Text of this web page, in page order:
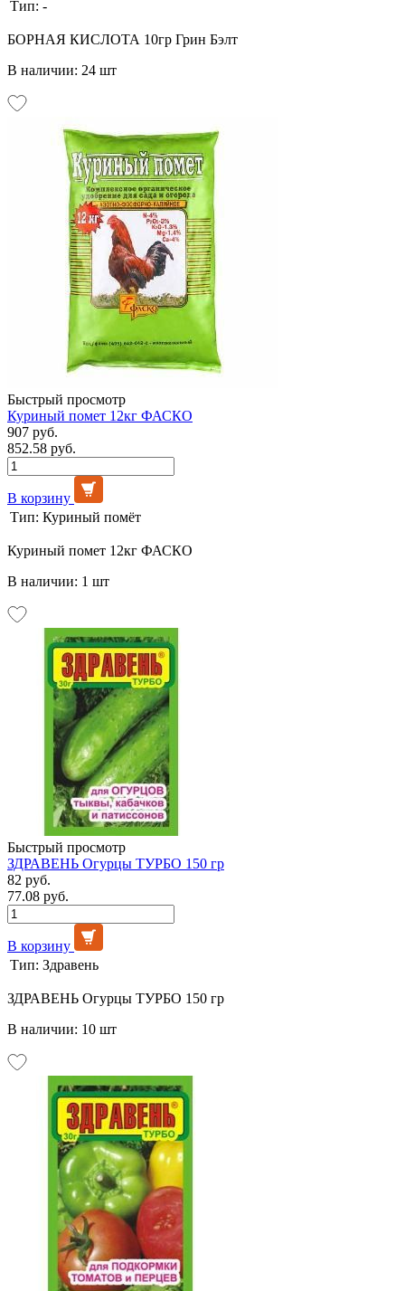
Тип: -
БОРНАЯ КИСЛОТА 10гр Грин Бэлт
В наличии: 24 шт
Быстрый просмотр
Куриный помет 12кг ФАСКО
907 руб.
852.58 руб.
В корзину
Тип: Куриный помёт
Куриный помет 12кг ФАСКО
В наличии: 1 шт
Быстрый просмотр
ЗДРАВЕНЬ Огурцы ТУРБО 150 гр
82 руб.
77.08 руб.
В корзину
Тип: Здравень
ЗДРАВЕНЬ Огурцы ТУРБО 150 гр
В наличии: 10 шт